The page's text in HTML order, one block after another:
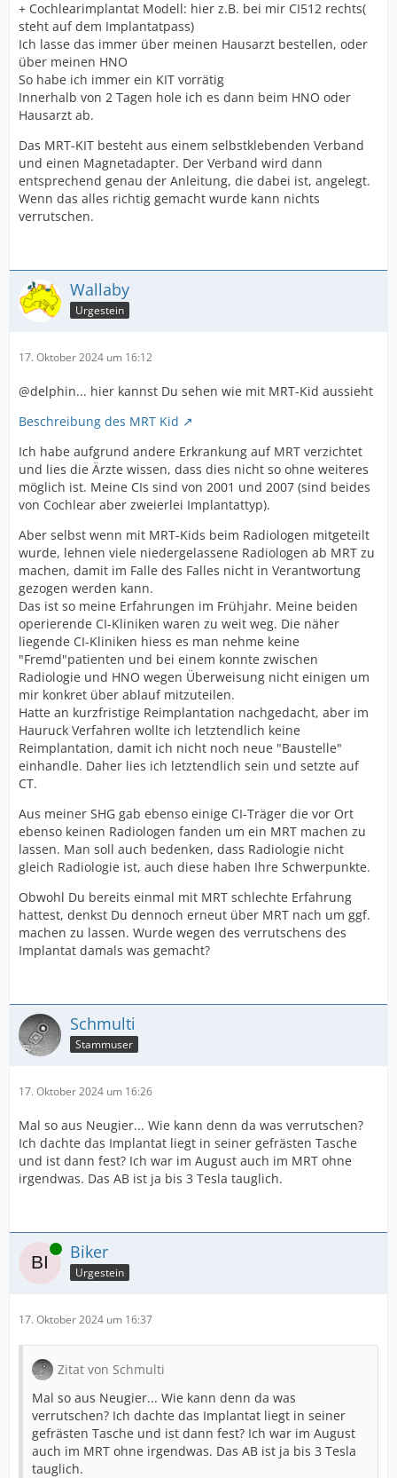
+ Cochlearimplantat Modell: hier z.B. bei mir CI512 rechts(
steht auf dem Implantatpass)
Ich lasse das immer über meinen Hausarzt bestellen, oder
über meinen HNO
So habe ich immer ein KIT vorrätig
Innerhalb von 2 Tagen hole ich es dann beim HNO oder
Hausarzt ab.
Das MRT-KIT besteht aus einem selbstklebenden Verband
und einen Magnetadapter. Der Verband wird dann
entsprechend genau der Anleitung, die dabei ist, angelegt.
Wenn das alles richtig gemacht wurde kann nichts
verrutschen.
Wallaby
Urgestein
17. Oktober 2024 um 16:12
@delphin... hier kannst Du sehen wie mit MRT-Kid aussieht
Beschreibung des MRT Kid
Ich habe aufgrund andere Erkrankung auf MRT verzichtet
und lies die Ärzte wissen, dass dies nicht so ohne weiteres
möglich ist. Meine CIs sind von 2001 und 2007 (sind beides
von Cochlear aber zweierlei Implantattyp).
Aber selbst wenn mit MRT-Kids beim Radiologen mitgeteilt
wurde, lehnen viele niedergelassene Radiologen ab MRT zu
machen, damit im Falle des Falles nicht in Verantwortung
gezogen werden kann.
Das ist so meine Erfahrungen im Frühjahr. Meine beiden
operierende CI-Kliniken waren zu weit weg. Die näher
liegende CI-Kliniken hiess es man nehme keine
"Fremd"patienten und bei einem konnte zwischen
Radiologie und HNO wegen Überweisung nicht einigen um
mir konkret über ablauf mitzuteilen.
Hatte an kurzfristige Reimplantation nachgedacht, aber im
Hauruck Verfahren wollte ich letztendlich keine
Reimplantation, damit ich nicht noch neue "Baustelle"
einhandle. Daher lies ich letztendlich sein und setzte auf
CT.
Aus meiner SHG gab ebenso einige CI-Träger die vor Ort
ebenso keinen Radiologen fanden um ein MRT machen zu
lassen. Man soll auch bedenken, dass Radiologie nicht
gleich Radiologie ist, auch diese haben Ihre Schwerpunkte.
Obwohl Du bereits einmal mit MRT schlechte Erfahrung
hattest, denkst Du dennoch erneut über MRT nach um ggf.
machen zu lassen. Wurde wegen des verrutschens des
Implantat damals was gemacht?
Schmulti
Stammuser
17. Oktober 2024 um 16:26
Mal so aus Neugier... Wie kann denn da was verrutschen?
Ich dachte das Implantat liegt in seiner gefrästen Tasche
und ist dann fest? Ich war im August auch im MRT ohne
irgendwas. Das AB ist ja bis 3 Tesla tauglich.
Online Biker
Urgestein
17. Oktober 2024 um 16:37
Zitat von Schmulti
Mal so aus Neugier... Wie kann denn da was
verrutschen? Ich dachte das Implantat liegt in seiner
gefrästen Tasche und ist dann fest? Ich war im August
auch im MRT ohne irgendwas. Das AB ist ja bis 3 Tesla
tauglich.